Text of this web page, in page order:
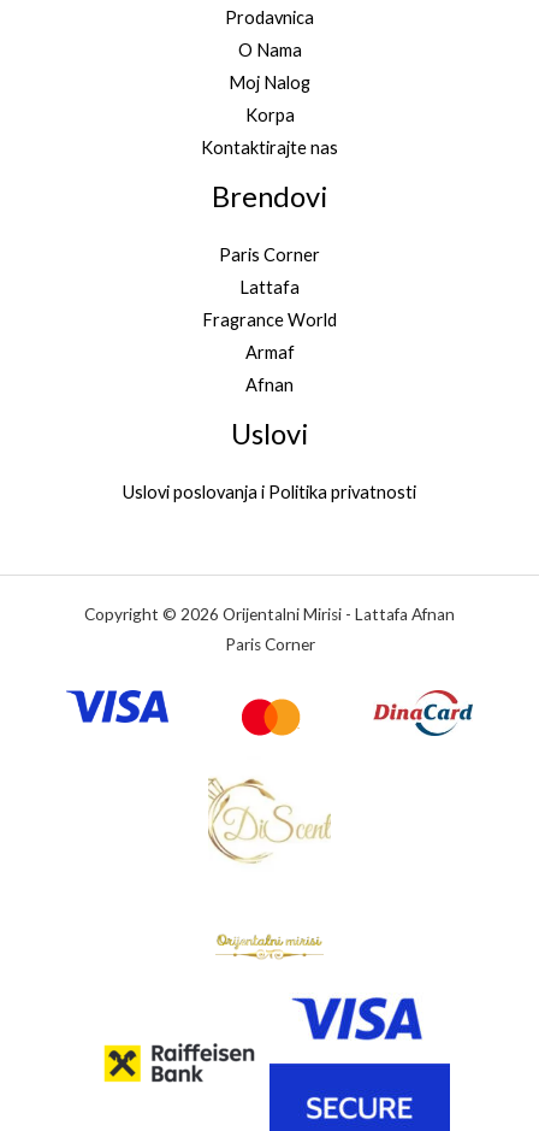
Prodavnica
O Nama
Moj Nalog
Korpa
Kontaktirajte nas
Brendovi
Paris Corner
Lattafa
Fragrance World
Armaf
Afnan
Uslovi
Uslovi poslovanja i Politika privatnosti
Copyright © 2026 Orijentalni Mirisi - Lattafa Afnan
Paris Corner